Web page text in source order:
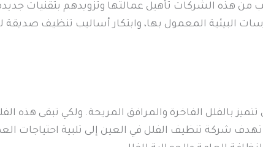
من هذه الشركات تأهيل عمالتها وتزويدهم بتقنيات
البيئية المعمول بها، وابتكار أساليب تنظيف صديقة
بالفلل الفاخرة والمرافق المريحة. ولكي تبقى هذه
شركة تنظيف الفلل في العين إلى تلبية احتياجات